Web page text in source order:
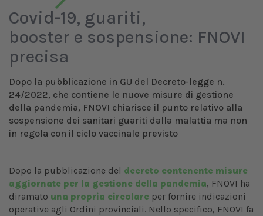
Covid-19, guariti,
booster e sospensione: FNOVI
precisa
Dopo la pubblicazione in GU del Decreto-legge n.
24/2022, che contiene le nuove misure di gestione
della pandemia, FNOVI chiarisce il punto relativo alla
sospensione dei sanitari guariti dalla malattia ma non
in regola con il ciclo vaccinale previsto
Dopo la pubblicazione del decreto contenente misure
aggiornate per la gestione della pandemia, FNOVI ha
diramato una propria circolare per fornire indicazioni
operative agli Ordini provinciali. Nello specifico, FNOVI fa